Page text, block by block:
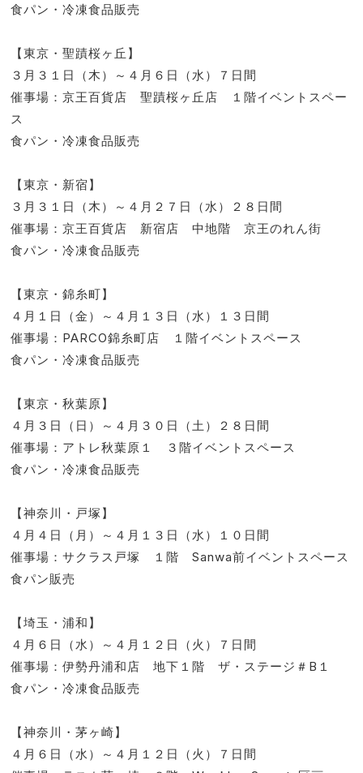
食パン・冷凍食品販売
【東京・聖蹟桜ヶ丘】
３月３１日（木）～４月６日（水）７日間
催事場：京王百貨店 聖蹟桜ヶ丘店 １階イベントスペー
ス
食パン・冷凍食品販売
【東京・新宿】
３月３１日（木）～４月２７日（水）２８日間
催事場：京王百貨店 新宿店 中地階 京王のれん街
食パン・冷凍食品販売
【東京・錦糸町】
４月１日（金）～４月１３日（水）１３日間
催事場：PARCO錦糸町店 １階イベントスペース
食パン・冷凍食品販売
【東京・秋葉原】
４月３日（日）～４月３０日（土）２８日間
催事場：アトレ秋葉原１ ３階イベントスペース
食パン・冷凍食品販売
【神奈川・戸塚】
４月４日（月）～４月１３日（水）１０日間
催事場：サクラス戸塚 １階 Sanwa前イベントスペース
食パン販売
【埼玉・浦和】
４月６日（水）～４月１２日（火）７日間
催事場：伊勢丹浦和店 地下１階 ザ・ステージ＃B１
食パン・冷凍食品販売
【神奈川・茅ヶ崎】
４月６日（水）～４月１２日（火）７日間